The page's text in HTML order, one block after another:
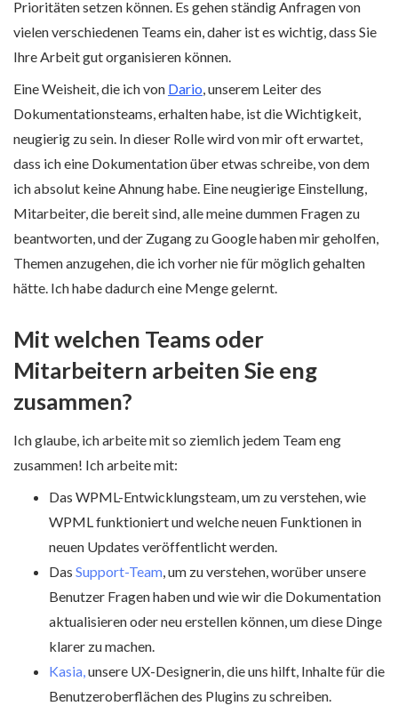
Prioritäten setzen können. Es gehen ständig Anfragen von
vielen verschiedenen Teams ein, daher ist es wichtig, dass Sie
Ihre Arbeit gut organisieren können.
Eine Weisheit, die ich von Dario, unserem Leiter des
Dokumentationsteams, erhalten habe, ist die Wichtigkeit,
neugierig zu sein. In dieser Rolle wird von mir oft erwartet,
dass ich eine Dokumentation über etwas schreibe, von dem
ich absolut keine Ahnung habe. Eine neugierige Einstellung,
Mitarbeiter, die bereit sind, alle meine dummen Fragen zu
beantworten, und der Zugang zu Google haben mir geholfen,
Themen anzugehen, die ich vorher nie für möglich gehalten
hätte. Ich habe dadurch eine Menge gelernt.
Mit welchen Teams oder
Mitarbeitern arbeiten Sie eng
zusammen?
Ich glaube, ich arbeite mit so ziemlich jedem Team eng
zusammen! Ich arbeite mit:
Das WPML-Entwicklungsteam, um zu verstehen, wie
WPML funktioniert und welche neuen Funktionen in
neuen Updates veröffentlicht werden.
Das Support-Team, um zu verstehen, worüber unsere
Benutzer Fragen haben und wie wir die Dokumentation
aktualisieren oder neu erstellen können, um diese Dinge
klarer zu machen.
Kasia,unsere UX-Designerin, die uns hilft, Inhalte für die
Benutzeroberflächen des Plugins zu schreiben.